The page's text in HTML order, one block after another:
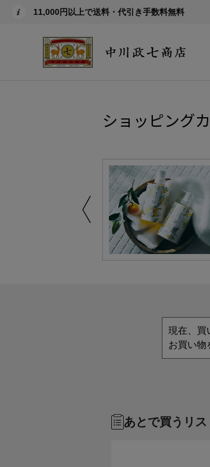
11,000円以上で送料・代引き手数料無料
ショッピング
現在、買
お買い物
あとで買うリス